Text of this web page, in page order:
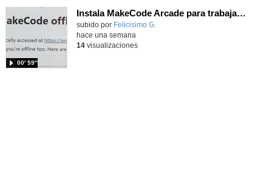
Instala MakeCode Arcade para trabajar offline en tu tablet, ordenador, Chromebook
Contenido educativo.
subido por Felicisimo G.
00′ 59″
hace una semana
14visualizaciones